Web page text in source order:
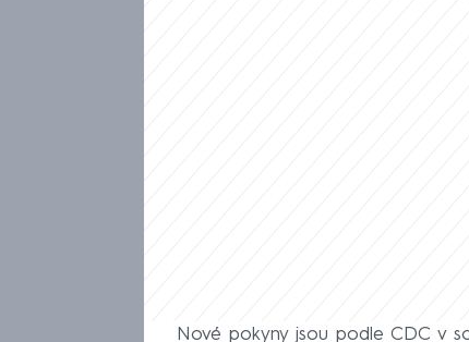
Nové pokyny jsou podle CDC v